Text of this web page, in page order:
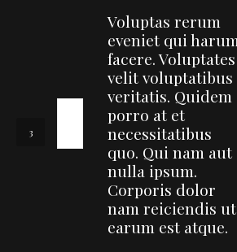
Voluptas rerum
eveniet qui harum
facere. Voluptates
velit voluptatibus
veritatis. Quidem
porro at et
necessitatibus
quo. Qui nam aut
nulla ipsum.
Corporis dolor
nam reiciendis ut
earum est atque.